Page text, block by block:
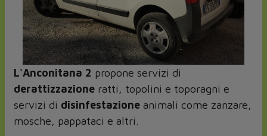
L'Anconitana 2 propone servizi di
derattizzazione ratti, topolini e toporagni e
servizi di disinfestazione animali come zanzare,
mosche, pappataci e altri.